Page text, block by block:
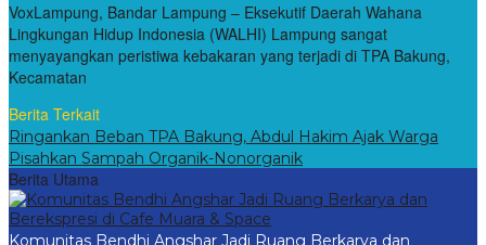
VoxLampung, Bandar Lampung – Eksekutif Daerah Wahana
Lingkungan Hidup Indonesia (WALHI) Lampung sangat
menyayangkan peristiwa kebakaran yang terjadi di TPA Bakung,
Kecamatan
Berita Terkait
Ringankan Beban TPA Bakung, Abdul Hakim Ajak Warga
Pisahkan Sampah Organik-Nonorganik
Berita Utama
Komunitas Bendhi Angshar Jadi Ruang Berkarya dan